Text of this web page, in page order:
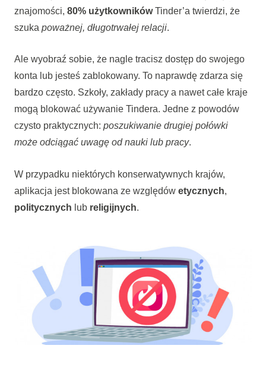
znajomości, 80% użytkownikówTinder’a twierdzi, że
szuka poważnej, długotrwałej relacji.
Ale wyobraź sobie, że nagle tracisz dostęp do swojego
konta lub jesteś zablokowany. To naprawdę zdarza się
bardzo często. Szkoły, zakłady pracy a nawet całe kraje
mogą blokować używanie Tindera. Jedne z powodów
czysto praktycznych: poszukiwanie drugiej połówki
może odciągać uwagę od nauki lub pracy.
W przypadku niektórych konserwatywnych krajów,
aplikacja jest blokowana ze względów etycznych,
politycznych lub religijnych.